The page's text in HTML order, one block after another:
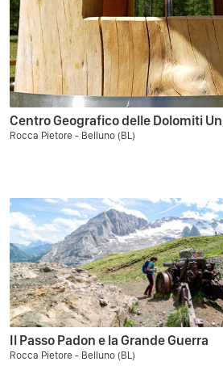
Centro Geografico delle Dolomiti
Rocca Pietore - Belluno (BL)
Il Passo Padon e la Grande Guerra
Rocca Pietore - Belluno (BL)